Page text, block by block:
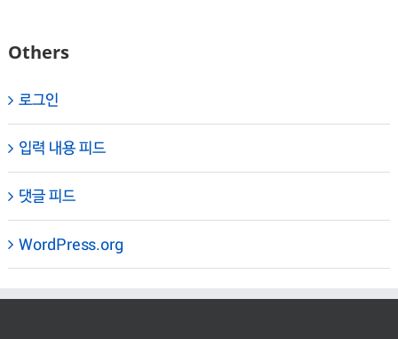
Others
로그인
입력 내용 피드
댓글 피드
WordPress.org